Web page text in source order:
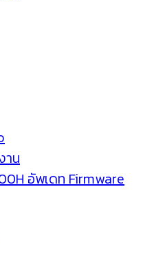
าน
อัพเดท Firmware